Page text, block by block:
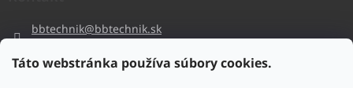
Táto webstránka používa súbory cookies.
bbtechnik@bbtechnik.sk